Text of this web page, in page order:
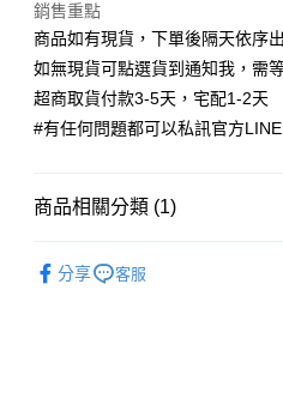
運送方式
全家取貨付款
每筆NT$70，滿NT$699(含以上)
銷售重點
商品如有現貨，下單後隔天依序
如無現貨可點選貨到通知我，需
超商取貨付款3-5天，宅配1-2天
#有任何問題都可以私訊官方
商品相關分類 (1)
分享
客服